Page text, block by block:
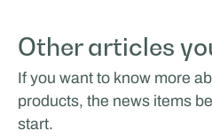
Other articles
If you want to know more
products, the news items
start.